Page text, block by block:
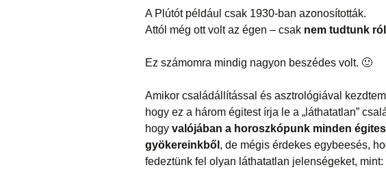
A Plútót például csak 1930-ban azonosították.
Attól még ott volt az égen – csak nem tudtunk
Ez számomra mindig nagyon beszédes volt. 🙂
Amikor családállítással és asztrológiával
hogy ez a három égitest írja le a „láthatatlan”
hogy valójában a horoszkópunk minden
gyökereinkből , de mégis érdekes egybeesés,
fedeztünk fel olyan láthatatlan jelenségeket, mint: